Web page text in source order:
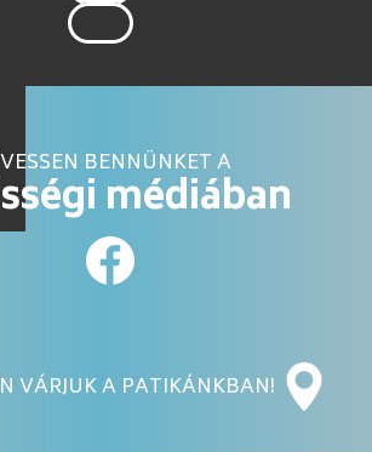
BENNÜNKET A
médiában
VÁRJUK A PATIKÁNKBAN!